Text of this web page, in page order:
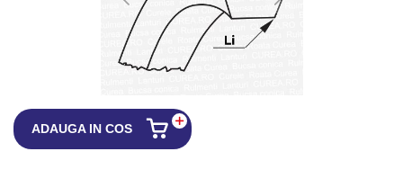
ADAUGA IN COS